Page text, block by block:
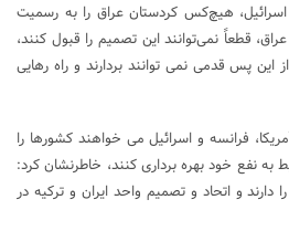
اسرائیل، هیچ‌کس کردستان عراق را به رسمیت
قطعاً نمی‌توانند این تصمیم را قبول کنند،
این پس قدمی نمی توانند بردارند و راه رهایی
فرانسه و اسرائیل می خواهند کشورها را
به نفع خود بهره برداری کنند، خاطرنشان کرد:
دارند و اتحاد و تصمیم واحد ایران و ترکیه در